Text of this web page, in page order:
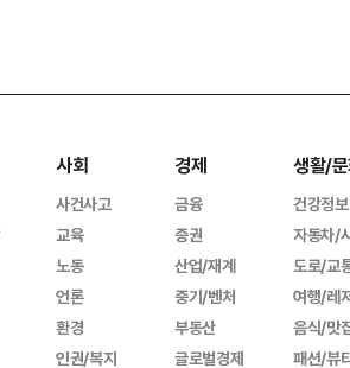
사회
사건사고
교육
노동
언론
환경
인권/복지
경제
금융
증권
산업/재계
중기/벤처
부동산
글로벌경제
생활/
건강정보
자동차/
도로/교
여행/레
음식/맛
패션/뷰